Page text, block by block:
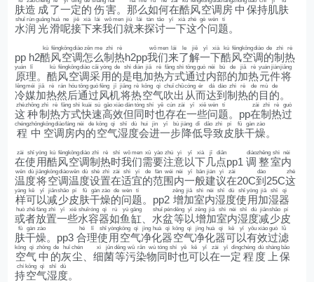
肤造 成了一定的 伤害。那么如何在酷风空调房中 保持肌肤
水
shuǐ
润
rùn
光
guāng
滑
huá
呢
ne
接
jiē
下
xià
来
lái
我
wǒ
们
men
就
jiù
来
lái
探
tàn
讨
tǎo
一
yī
下
xià
这
zhè
个
gè
问
wèn
题
tí
。
pp h2酷
kù
风
fēng
空
kōng
调
diào
怎
zěn
么
me
制
zhì
热
rè
h2pp我
wǒ
们
men
来
lái
了
le
解
jiě
一
yī
下
xià
酷
kù
风
fēng
空
kōng
调
diào
的
de
制
zhì
热
rè
原
yuán
理
lǐ
。酷
kù
风
fēng
空
kōng
调
diào
采
cǎi
用
yòng
的
de
是
shì
电
diàn
加
jiā
热
rè
方
fāng
式
shì
通
tōng
过
guò
内
nèi
部
bù
的
de
加
jiā
热
rè
元
yuán
件
jiàn
将
jiāng
冷
lěng
媒
méi
加
jiā
热
rè
然
rán
后
hòu
通
tōng
过
guò
风
fēng
机
jī
将
jiāng
热
rè
空
kōng
气
qì
吹
chuī
出
chū
从
cóng
而
ér
达
dá
到
dào
制
zhì
热
rè
的
de
目
mù
的
de
。
这
zhè
种
zhǒng
制
zhì
热
rè
方
fāng
式
shì
快
kuài
速
sù
高
gāo
效
xiào
但
dàn
同
tóng
时
shí
也
yě
存
cún
在
zài
一
yī
些
xiē
问
wèn
题
tí
。pp在
zài
制
zhì
热
rè
过
guò
程
chéng
中
zhōng
空
kōng
调
diào
房
fáng
内
nèi
的
de
空
kōng
气
qì
湿
shī
度
dù
会
huì
进
jìn
一
yī
步
bù
降
jiàng
低
dī
导
dǎo
致
zhì
皮
pí
肤
fū
干
gàn
燥
zào
。
在
zài
使
shǐ
用
yòng
酷
kù
风
fēng
空
kōng
调
diào
制
zhì
热
rè
时
shí
我
wǒ
们
men
需
xū
要
yào
注
zhù
意
yì
以
yǐ
下
xià
几
jǐ
点
diǎn
pp1调
diào
整
zhěng
室
shì
内
nèi
温
wēn
度
dù
将
jiāng
空
kōng
调
diào
温
wēn
度
dù
设
shè
置
zhì
在
zài
适
shì
宜
yí
的
de
范
fàn
围
wéi
内
nèi
一
yī
般
bān
建
jiàn
议
yì
在
zài
20C到
dào
25C这
zhè
样
yàng
可
kě
以
yǐ
减
jiǎn
少
shǎo
皮
pí
肤
fū
干
gàn
燥
zào
的
de
问
wèn
题
tí
。pp2 增
zēng
加
jiā
室
shì
内
nèi
湿
shī
度
dù
使
shǐ
用
yòng
加
jiā
湿
shī
器
qì
或
huò
者
zhě
放
fàng
置
zhì
一
yī
些
xiē
水
shuǐ
容
róng
器
qì
如
rú
鱼
yú
缸
gāng
水
shuǐ
盆
pén
等
děng
以
yǐ
增
zēng
加
jiā
室
shì
内
nèi
湿
shī
度
dù
减
jiǎn
少
shǎo
皮
pí
肤
fū
干
gàn
燥
zào
。pp3合
hé
理
lǐ
使
shǐ
用
yòng
空
kōng
气
qì
净
jìng
化
huà
器
qì
空
kōng
气
qì
净
jìng
化
huà
器
qì
可
kě
以
yǐ
有
yǒu
效
xiào
过
guò
滤
lǜ
空
kōng
气
qì
中
zhōng
的
de
灰
huī
尘
chén
、细
xì
菌
jūn
等
děng
污
wū
染
rǎn
物
wù
同
tóng
时
shí
也
yě
可
kě
以
yǐ
在
zài
一
yī
定
dìng
程
chéng
度
dù
上
shàng
保
bǎo
持
chí
空
kōng
气
qì
湿
shī
度
dù
。